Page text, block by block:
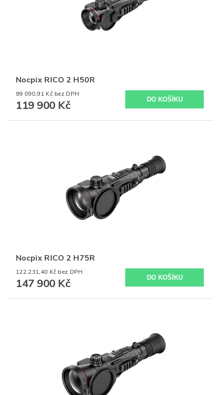
Nocpix RICO 2 H50R
99 090,91 Kč bez DPH
119 900 Kč
Nocpix RICO 2 H75R
122 231,40 Kč bez DPH
147 900 Kč